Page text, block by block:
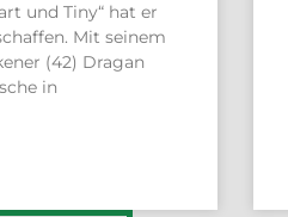
und Tiny“ hat er
Mit seinem
(42) Dragan
in